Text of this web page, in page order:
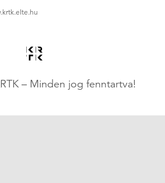
– Minden jog fenntartva!